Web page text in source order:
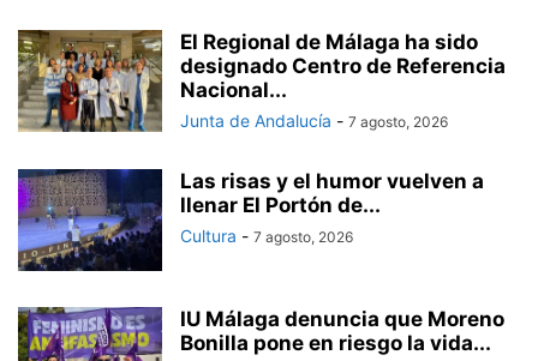
El Regional de Málaga ha sido
designado Centro de Referencia
Nacional...
Junta de Andalucía - 7 agosto, 2026
Las risas y el humor vuelven a
llenar El Portón de...
Cultura - 7 agosto, 2026
IU Málaga denuncia que Moreno
Bonilla pone en riesgo la vida...